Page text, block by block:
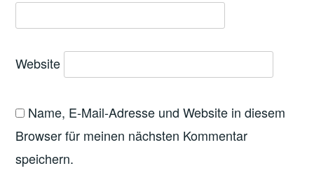
Website
Name, E-Mail-Adresse und Website in diesem
Browser für meinen nächsten Kommentar
speichern.